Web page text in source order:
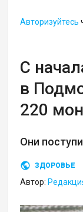
Авторизуйтесь
С
в
220
Они
ЗДОРОВЬЕ
Автор: